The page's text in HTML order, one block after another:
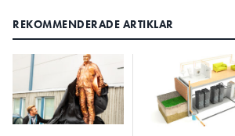
REKOMMENDERADE ARTIKLAR